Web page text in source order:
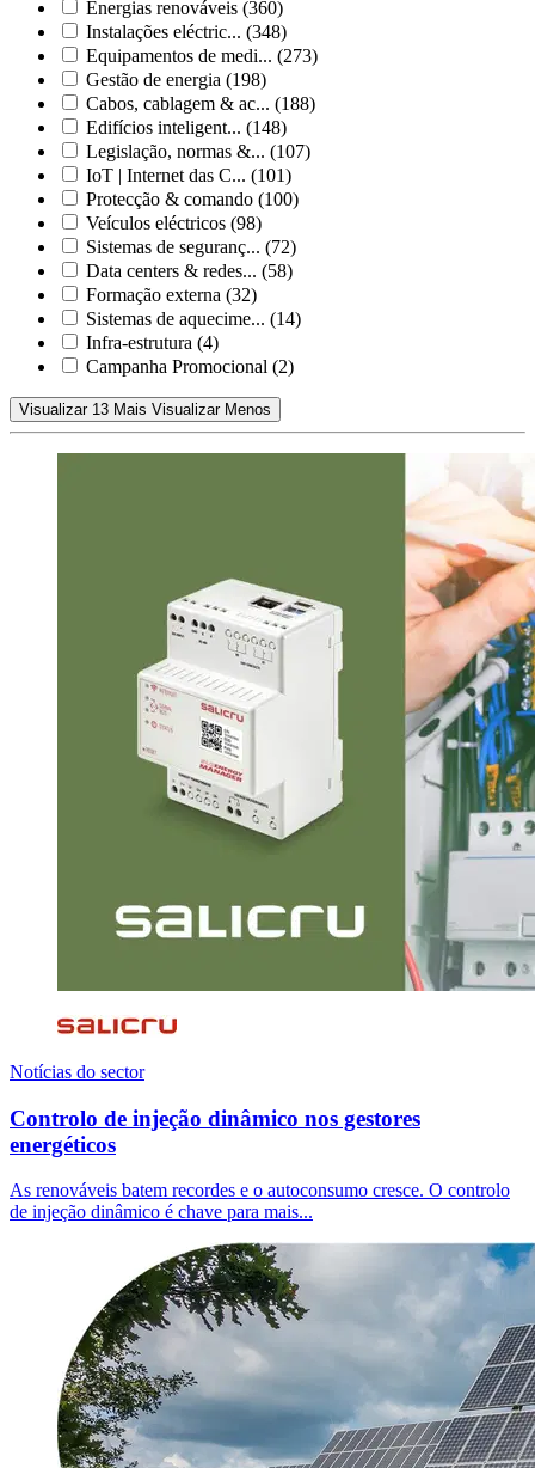
Energias renováveis (360)
Instalações eléctric... (348)
Equipamentos de medi... (273)
Gestão de energia (198)
Cabos, cablagem & ac... (188)
Edifícios inteligent... (148)
Legislação, normas &... (107)
IoT | Internet das C... (101)
Protecção & comando (100)
Veículos eléctricos (98)
Sistemas de seguranç... (72)
Data centers & redes... (58)
Formação externa (32)
Sistemas de aquecime... (14)
Infra-estrutura (4)
Campanha Promocional (2)
Visualizar 13 Mais Visualizar Menos
Notícias do sector
Controlo de injeção dinâmico nos gestores
energéticos
As renováveis batem recordes e o autoconsumo cresce. O controlo
de injeção dinâmico é chave para mais...